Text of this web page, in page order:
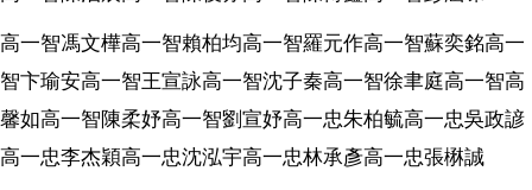
高一智馮文樺高一智賴柏均高一智羅元作高一智蘇奕銘高一
智卞瑜安高一智王宣詠高一智沈子秦高一智徐聿庭高一智高
馨如高一智陳柔妤高一智劉宣妤高一忠朱柏毓高一忠吳政諺
高一忠李杰穎高一忠沈泓宇高一忠林承彥高一忠張楙誠